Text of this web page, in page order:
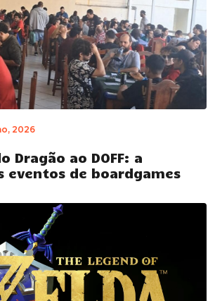
2026
Dragão ao DOFF: a
eventos de boardgames